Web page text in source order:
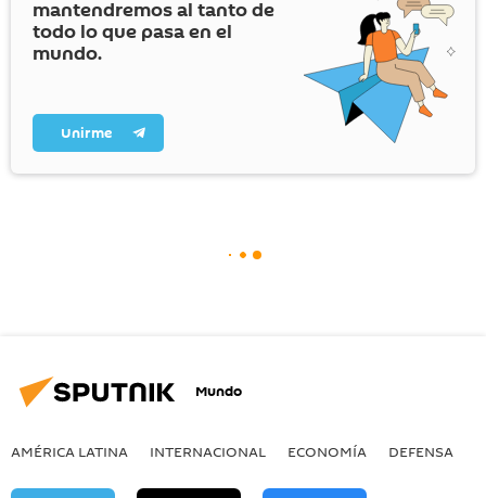
mantendremos al tanto de
todo lo que pasa en el
mundo.
Unirme
Mundo
AMÉRICA LATINA INTERNACIONAL ECONOMÍA DEFENSA